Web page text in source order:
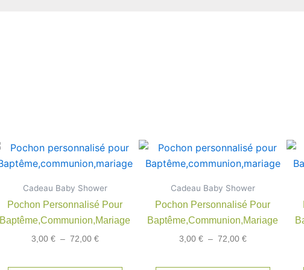
Cadeau Baby Shower
Pochon Personnalisé Pour
Baptême,communion,mariage
3,00 € – 72,00 €
Plage
prix :
à
72,00 €
Ce
produit
variations.
Les
Cadeau Baby Shower
Pochon Personnalisé Pour
Baptême,communion,mariage
3,00 € – 72,00 €
Plage
prix :
à
72,00 €
Ce
produit
Les